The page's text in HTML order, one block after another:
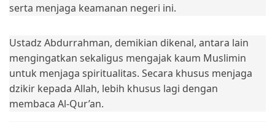
serta menjaga keamanan negeri ini.
Ustadz Abdurrahman, demikian dikenal, antara lain
mengingatkan sekaligus mengajak kaum Muslimin
untuk menjaga spiritualitas. Secara khusus menjaga
dzikir kepada Allah, lebih khusus lagi dengan
membaca Al-Qur’an.